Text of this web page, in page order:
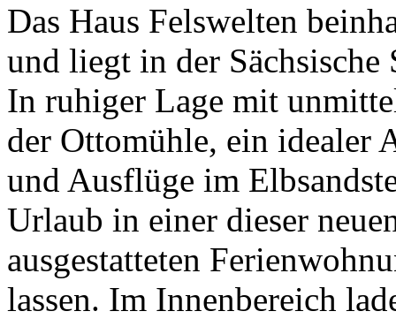
Das Haus Felswelten
und liegt in der
In ruhiger Lage mit
der Ottomühle, ein idealer
und Ausflüge im
Urlaub in einer dieser
ausgestatteten
lassen. Im Innenbereich